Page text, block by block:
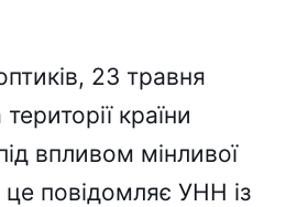
23 травня
країни
впливом мінливої
повідомляє УНН із